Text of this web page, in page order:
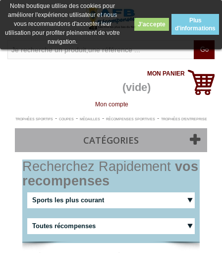
Go
MON PANIER
(vide)
Mon compte
TROPHÉES SPORTIFS- COUPES- MÉDAILLES- RÉCOMPENSES SPORTIVES- TROPHÉES D'ENTREPRISE
CATÉGORIES
Notre boutique utilise des cookies pour
améliorer l'expérience utilisateur et nous
vous recommandons d'accepter leur
utilisation pour profiter pleinement de votre
navigation.
J'accepte
Plus
d'informations
Recherchez Rapidement vos
recompenses
Sports les plus courant
Toutes récompenses